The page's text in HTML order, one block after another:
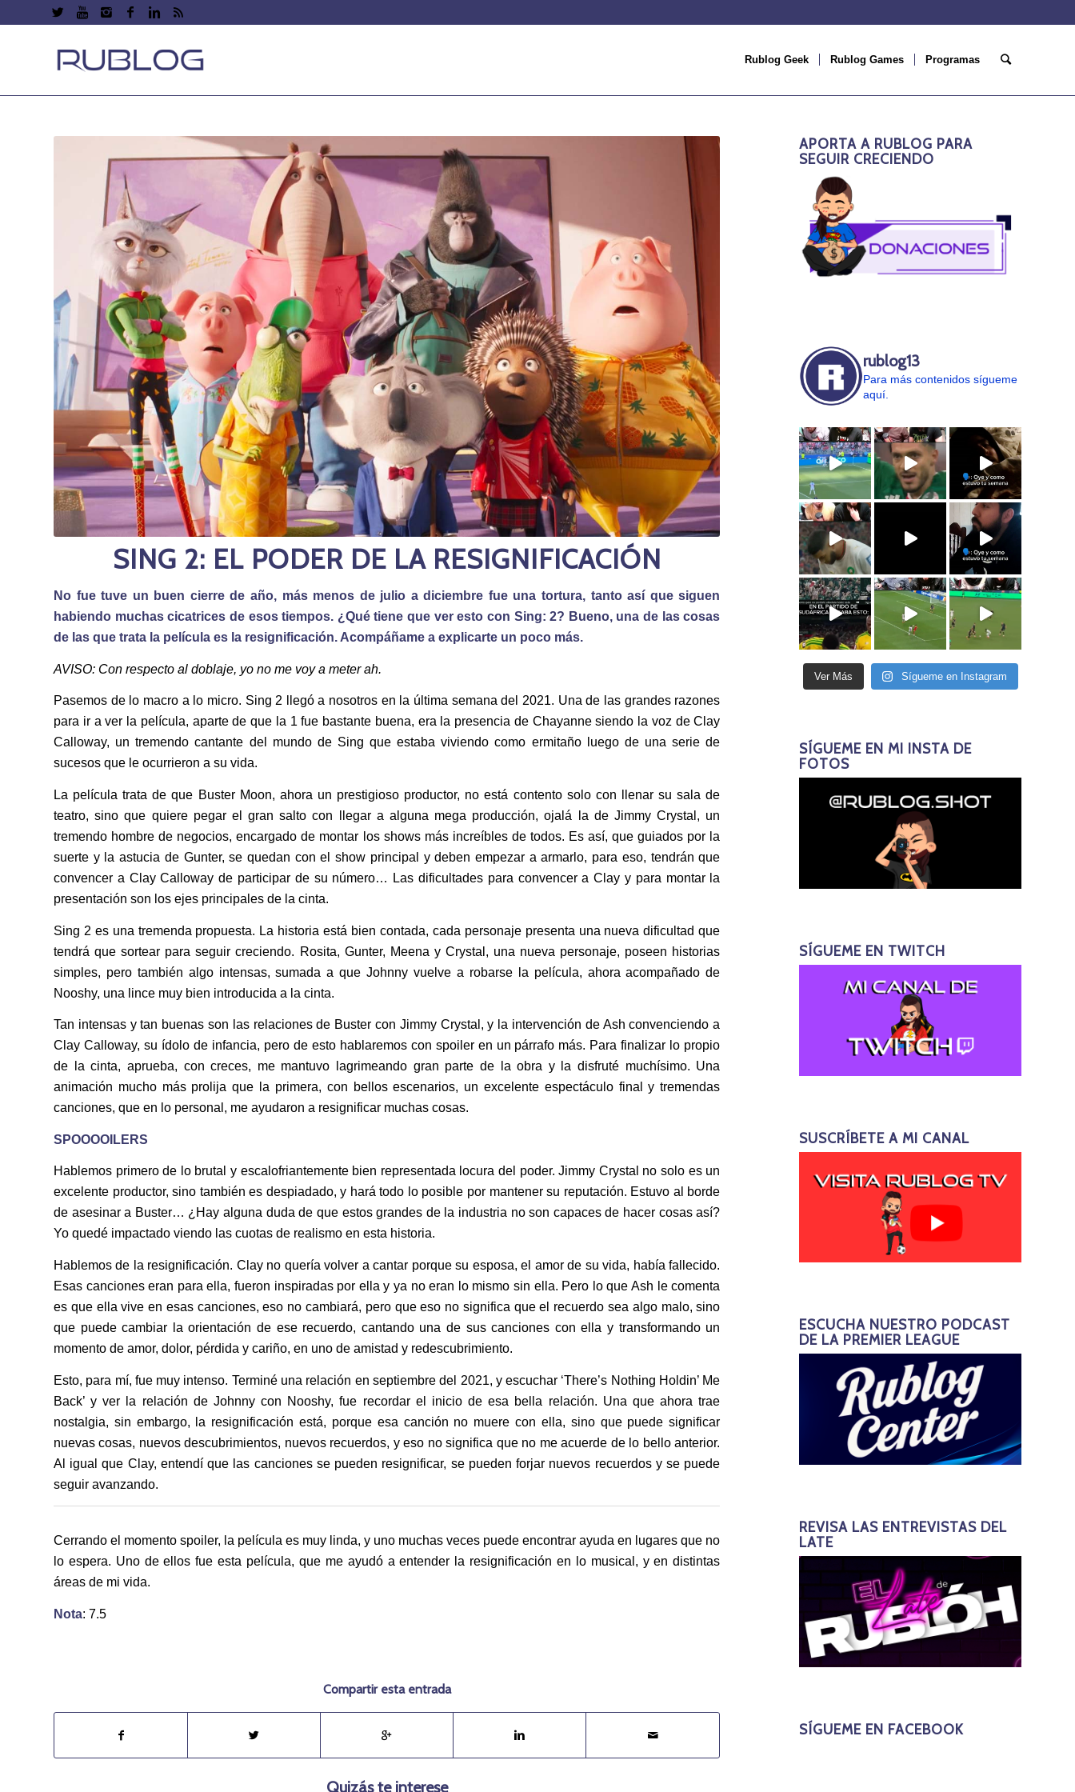
Rublog Geek Rublog Games Programas
SING 2: EL PODER DE LA RESIGNIFICACIÓN
No fue tuve un buen cierre de año, más menos de julio a diciembre fue una tortura, tanto así que siguen
habiendo muchas cicatrices de esos tiempos. ¿Qué tiene que ver esto con Sing: 2? Bueno, una de las cosas
de las que trata la película es la resignificación. Acompáñame a explicarte un poco más.
AVISO: Con respecto al doblaje, yo no me voy a meter ah.
Pasemos de lo macro a lo micro. Sing 2 llegó a nosotros en la última semana del 2021. Una de las grandes razones
para ir a ver la película, aparte de que la 1 fue bastante buena, era la presencia de Chayanne siendo la voz de Clay
Calloway, un tremendo cantante del mundo de Sing que estaba viviendo como ermitaño luego de una serie de
sucesos que le ocurrieron a su vida.
La película trata de que Buster Moon, ahora un prestigioso productor, no está contento solo con llenar su sala de
teatro, sino que quiere pegar el gran salto con llegar a alguna mega producción, ojalá la de Jimmy Crystal, un
tremendo hombre de negocios, encargado de montar los shows más increíbles de todos. Es así, que guiados por la
suerte y la astucia de Gunter, se quedan con el show principal y deben empezar a armarlo, para eso, tendrán que
convencer a Clay Calloway de participar de su número… Las dificultades para convencer a Clay y para montar la
presentación son los ejes principales de la cinta.
Sing 2 es una tremenda propuesta. La historia está bien contada, cada personaje presenta una nueva dificultad que
tendrá que sortear para seguir creciendo. Rosita, Gunter, Meena y Crystal, una nueva personaje, poseen historias
simples, pero también algo intensas, sumada a que Johnny vuelve a robarse la película, ahora acompañado de
Nooshy, una lince muy bien introducida a la cinta.
Tan intensas y tan buenas son las relaciones de Buster con Jimmy Crystal, y la intervención de Ash convenciendo a
Clay Calloway, su ídolo de infancia, pero de esto hablaremos con spoiler en un párrafo más. Para finalizar lo propio
de la cinta, aprueba, con creces, me mantuvo lagrimeando gran parte de la obra y la disfruté muchísimo. Una
animación mucho más prolija que la primera, con bellos escenarios, un excelente espectáculo final y tremendas
canciones, que en lo personal, me ayudaron a resignificar muchas cosas.
SPOOOOILERS
Hablemos primero de lo brutal y escalofriantemente bien representada locura del poder. Jimmy Crystal no solo es un
excelente productor, sino también es despiadado, y hará todo lo posible por mantener su reputación. Estuvo al borde
de asesinar a Buster… ¿Hay alguna duda de que estos grandes de la industria no son capaces de hacer cosas así?
Yo quedé impactado viendo las cuotas de realismo en esta historia.
Hablemos de la resignificación. Clay no quería volver a cantar porque su esposa, el amor de su vida, había fallecido.
Esas canciones eran para ella, fueron inspiradas por ella y ya no eran lo mismo sin ella. Pero lo que Ash le comenta
es que ella vive en esas canciones, eso no cambiará, pero que eso no significa que el recuerdo sea algo malo, sino
que puede cambiar la orientación de ese recuerdo, cantando una de sus canciones con ella y transformando un
momento de amor, dolor, pérdida y cariño, en uno de amistad y redescubrimiento.
Esto, para mí, fue muy intenso. Terminé una relación en septiembre del 2021, y escuchar ‘There’s Nothing Holdin’ Me
Back’ y ver la relación de Johnny con Nooshy, fue recordar el inicio de esa bella relación. Una que ahora trae
nostalgia, sin embargo, la resignificación está, porque esa canción no muere con ella, sino que puede significar
nuevas cosas, nuevos descubrimientos, nuevos recuerdos, y eso no significa que no me acuerde de lo bello anterior.
Al igual que Clay, entendí que las canciones se pueden resignificar, se pueden forjar nuevos recuerdos y se puede
seguir avanzando.
Cerrando el momento spoiler, la película es muy linda, y uno muchas veces puede encontrar ayuda en lugares que no
lo espera. Uno de ellos fue esta película, que me ayudó a entender la resignificación en lo musical, y en distintas
áreas de mi vida.
Nota: 7.5
Compartir esta entrada
Quizás te interese
APORTA A RUBLOG PARA
SEGUIR CRECIENDO
rublog13
Para más contenidos sígueme
aquí.
Ver Más Sígueme en Instagram
SÍGUEME EN MI INSTA DE
FOTOS
SÍGUEME EN TWITCH
SUSCRÍBETE A MI CANAL
ESCUCHA NUESTRO PODCAST
DE LA PREMIER LEAGUE
REVISA LAS ENTREVISTAS DEL
LATE
SÍGUEME EN FACEBOOK